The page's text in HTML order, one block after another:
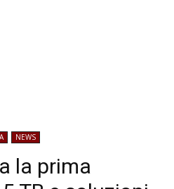
NEWS
la prima